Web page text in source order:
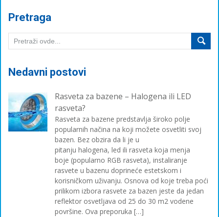
Pretraga
Nedavni postovi
Rasveta za bazene – Halogena ili LED
rasveta?
Rasveta za bazene predstavlja široko polje
popularnih načina na koji možete osvetliti svoj
bazen. Bez obzira da li je u
pitanju halogena, led ili rasveta koja menja
boje (popularno RGB rasveta), instaliranje
rasvete u bazenu doprineće estetskom i
korisničkom uživanju. Osnova od koje treba poći
prilikom izbora rasvete za bazen jeste da jedan
reflektor osvetljava od 25 do 30 m2 vodene
površine. Ova preporuka […]